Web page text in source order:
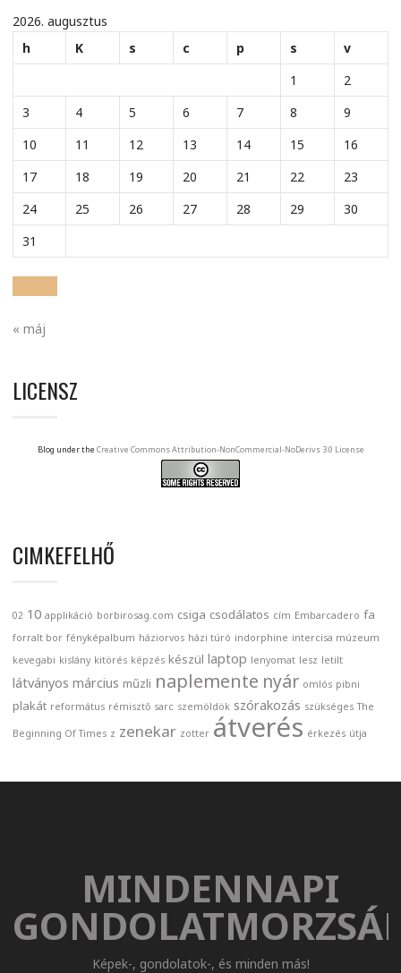
2026. augusztus
h
K s c p s
v
1
2
3
4 5 6 7 8
9
10
11 12 13 14 15
16
17
18 19 20 21 22
23
24
25 26 27 28 29
30
31
« máj
LICENSZ
Blog under the Creative Commons Attribution-NonCommercial-NoDerivs 3.0 License
CIMKEFELHŐ
02 10 applikáció borbirosag.com csiga csodálatos cím Embarcadero fa
forralt bor fényképalbum háziorvos házi túró indorphine intercisa múzeum
kevegabi kislány kitörés képzés készül laptop lenyomat lesz letilt
látványos március műzli naplemente nyár omlós pibni
plakát református rémisztő sarc szemöldök szórakozás szükséges The
Beginning Of Times z zenekar zotter átverés érkezés útja
MINDENNAPI
Képek-, gondolatok-, és minden más!